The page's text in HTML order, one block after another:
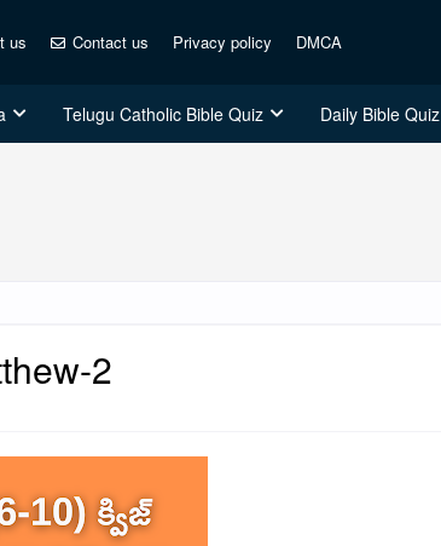
us Contact us Privacy policy DMCA
Telugu Catholic Bible Quiz Daily Bible Quiz
2